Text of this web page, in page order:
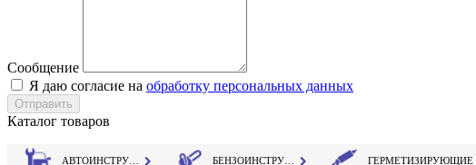
Сообщение
Я даю согласие на обработку персональных данных
Каталог товаров